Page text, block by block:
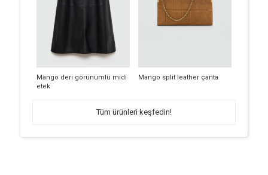
Mango deri görünümlü midi
etek
Mango split leather çanta
Tüm ürünleri keşfedin!